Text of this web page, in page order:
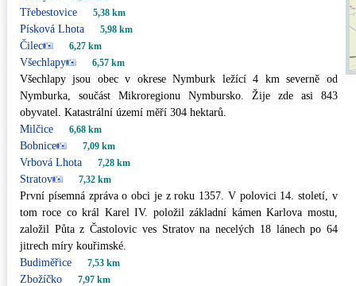
Třebestovice 5,38 km
Písková Lhota 5,98 km
Čilec 6,27 km
Všechlapy 6,57 km
Všechlapy jsou obec v okrese Nymburk ležící 4 km severně od
Nymburka, součást Mikroregionu Nymbursko. Žije zde asi 843
obyvatel. Katastrální území měří 304 hektarů.
Milčice
6,68 km
Bobnice 7,09 km
Vrbová Lhota 7,28 km
Stratov 7,32 km
První písemná zpráva o obci je z roku 1357. V polovici 14. století, v
tom roce co král Karel IV. položil základní kámen Karlova mostu,
založil Půta z Častolovic ves Stratov na necelých 18 lánech po 64
jitrech míry kouřimské.
Budiměřice
7,53 km
Zbožíčko 7,97 km